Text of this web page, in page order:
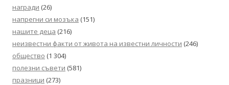
награди (26)
напрегни си мозъка (151)
нашите деца (216)
неизвестни факти от живота на известни личности (246)
общество (1 304)
полезни съвети (581)
празници (273)